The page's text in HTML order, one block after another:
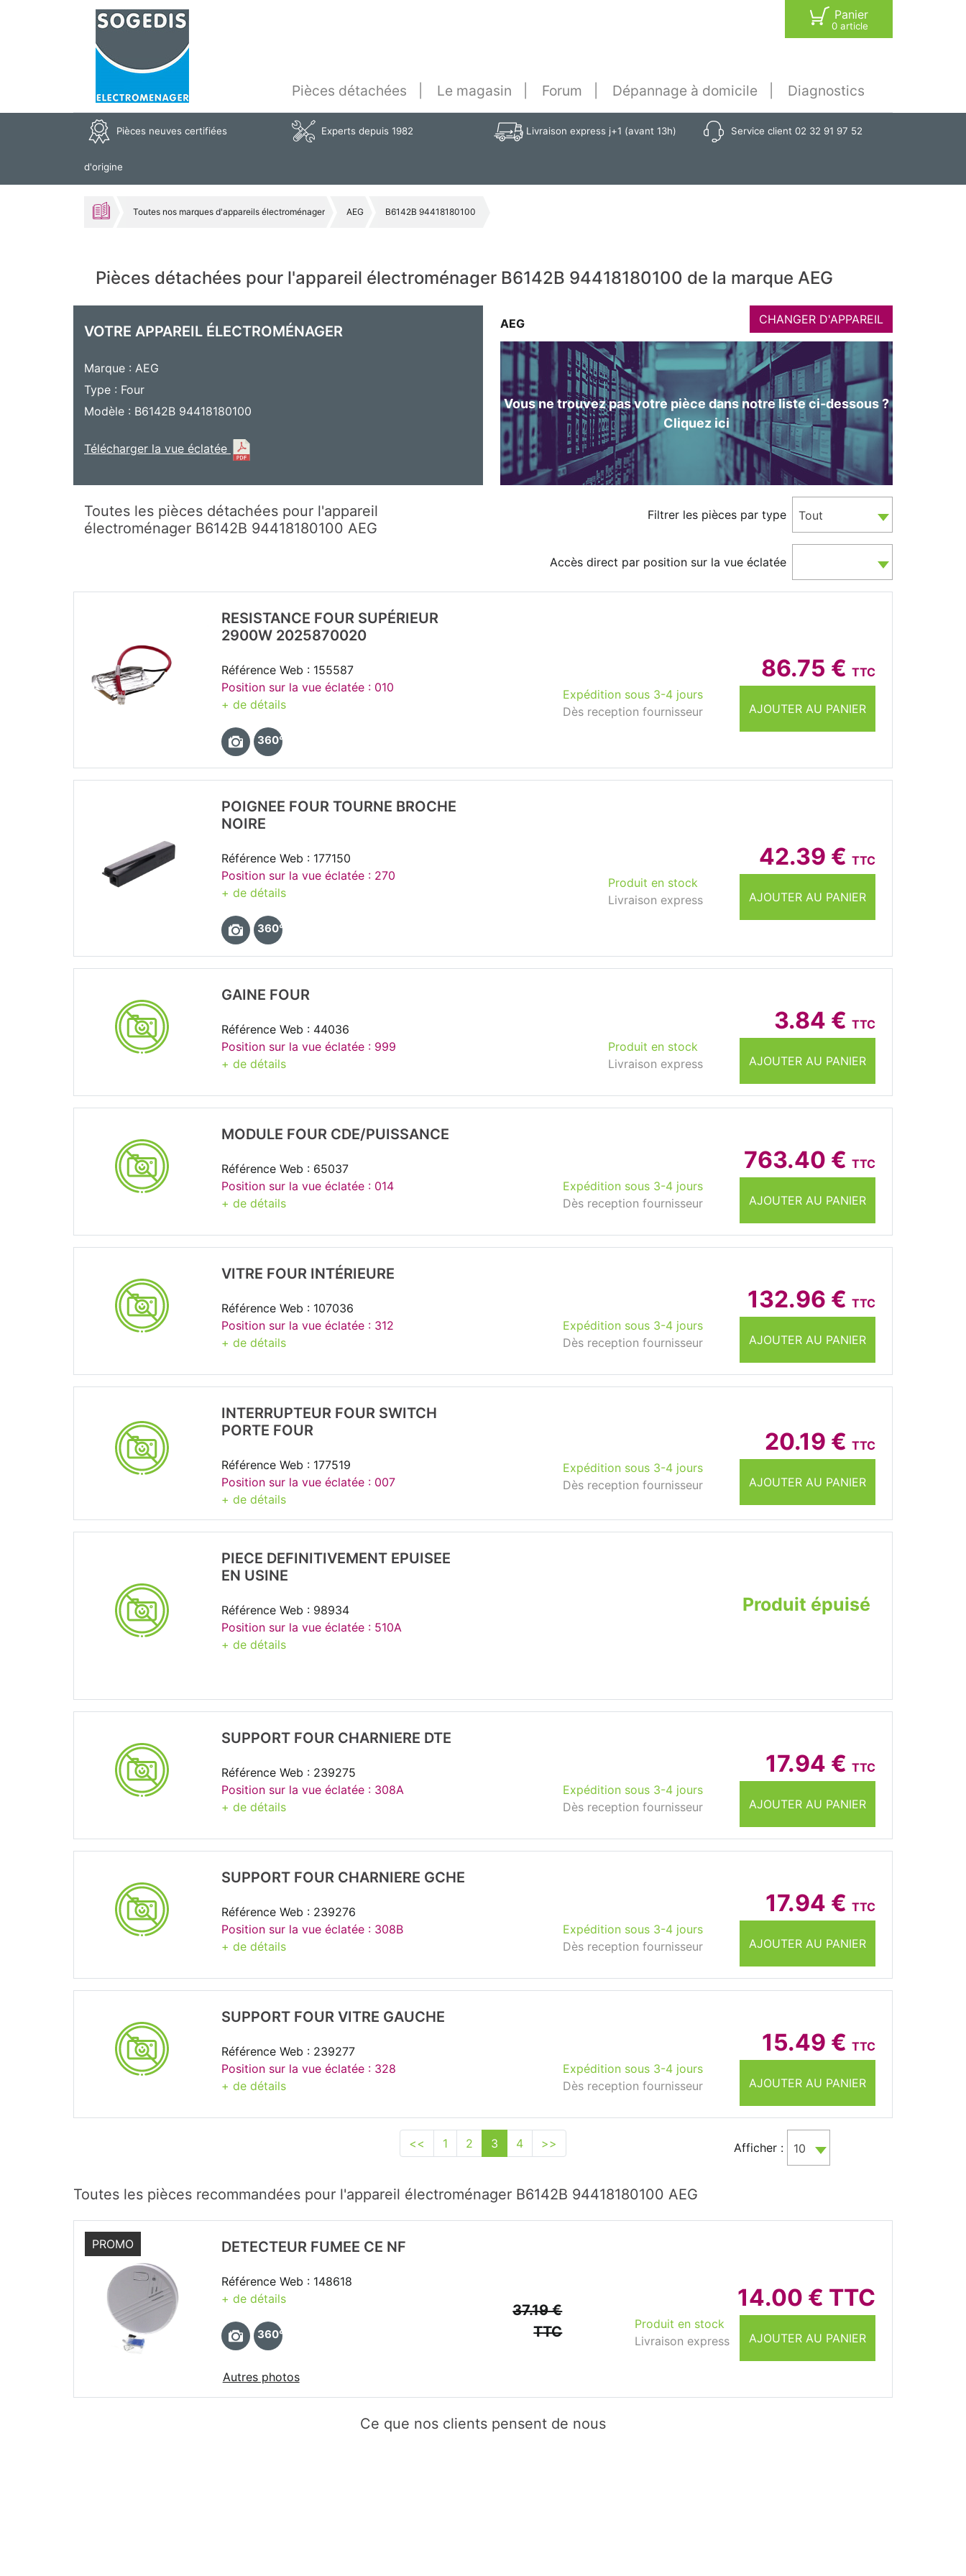
Panier
0 article
Pièces détachées Le magasin Forum Dépannage à domicile Diagnostics
Pièces neuves certifiées
d'origine
Experts depuis 1982 Livraison express j+1 (avant 13h) Service client 02 32 91 97 52
Toutes nos marques d'appareils électroménager AEG B6142B 94418180100
Pièces détachées pour l'appareil électroménager B6142B 94418180100 de la marque AEG
VOTRE APPAREIL ÉLECTROMÉNAGER
Marque : AEG
Type : Four
Modèle : B6142B 94418180100
Télécharger la vue éclatée
AEG CHANGER D'APPAREIL
Vous ne trouvez pas votre pièce dans notre liste ci-dessous ?
Cliquez ici
Toutes les pièces détachées pour l'appareil
électroménager B6142B 94418180100 AEG
Filtrer les pièces par type Tout
Accès direct par position sur la vue éclatée
86.75 € TTC
AJOUTER AU PANIER
Expédition sous 3-4 jours
Dès reception fournisseur
RESISTANCE FOUR SUPÉRIEUR
2900W 2025870020
Référence Web : 155587
Position sur la vue éclatée : 010
+ de détails
360°
42.39 € TTC
AJOUTER AU PANIER
Produit en stock
Livraison express
POIGNEE FOUR TOURNE BROCHE
NOIRE
Référence Web : 177150
Position sur la vue éclatée : 270
+ de détails
360°
3.84 € TTC
AJOUTER AU PANIER
Produit en stock
Livraison express
GAINE FOUR
Référence Web : 44036
Position sur la vue éclatée : 999
+ de détails
763.40 € TTC
AJOUTER AU PANIER
Expédition sous 3-4 jours
Dès reception fournisseur
MODULE FOUR CDE/PUISSANCE
Référence Web : 65037
Position sur la vue éclatée : 014
+ de détails
132.96 € TTC
AJOUTER AU PANIER
Expédition sous 3-4 jours
Dès reception fournisseur
VITRE FOUR INTÉRIEURE
Référence Web : 107036
Position sur la vue éclatée : 312
+ de détails
20.19 € TTC
AJOUTER AU PANIER
Expédition sous 3-4 jours
Dès reception fournisseur
INTERRUPTEUR FOUR SWITCH
PORTE FOUR
Référence Web : 177519
Position sur la vue éclatée : 007
+ de détails
Produit épuisé
PIECE DEFINITIVEMENT EPUISEE
EN USINE
Référence Web : 98934
Position sur la vue éclatée : 510A
+ de détails
17.94 € TTC
AJOUTER AU PANIER
Expédition sous 3-4 jours
Dès reception fournisseur
SUPPORT FOUR CHARNIERE DTE
Référence Web : 239275
Position sur la vue éclatée : 308A
+ de détails
17.94 € TTC
AJOUTER AU PANIER
Expédition sous 3-4 jours
Dès reception fournisseur
SUPPORT FOUR CHARNIERE GCHE
Référence Web : 239276
Position sur la vue éclatée : 308B
+ de détails
15.49 € TTC
AJOUTER AU PANIER
Expédition sous 3-4 jours
Dès reception fournisseur
SUPPORT FOUR VITRE GAUCHE
Référence Web : 239277
Position sur la vue éclatée : 328
+ de détails
<< 1 2 3 4 >> Afficher : 10
Toutes les pièces recommandées pour l'appareil électroménager B6142B 94418180100 AEG
PROMO
37.19 €
TTC
14.00 € TTC
AJOUTER AU PANIER
Produit en stock
Livraison express
DETECTEUR FUMEE CE NF
Référence Web : 148618
+ de détails
360°
Autres photos
Ce que nos clients pensent de nous